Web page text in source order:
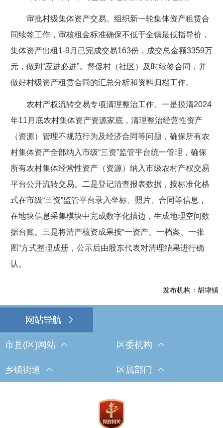
审批村级集体资产交易。组织新一轮集体资产租赁合
同续签工作，审核租金标准确保不低于全镇最低指导价，
集体资产出租1-9月已完成交易163份，成交总金额3359万
元，做到“应进必进”。督促村（社区）及时续签合同，并
做好村级资产租赁合同的汇总分析和资料归档工作。
农村产权流转交易专项清理整治工作。一是摸清2024
年11月底农村集体资产资源家底，清理整治经营性资产
（资源）管理不规范行为及经济合同等问题，确保所有农
村集体资产全部纳入市级“三资”监管平台统一管理，确保
所有农村集体经营性资产（资源）纳入市级农村产权交易
平台公开流转交易。二是登记清查报表数据，按标准化格
式在市级“三资”监管平台录入坐标、照片、合同等信息，
在地块信息采集模块中完成数字化描边，生成地理空间数
据台账。三是将清产核资成果按“一资产、一档案、一张
图”方式整理成册，公示后由股东代表对清理结果进行确
认。
发布机构：胡埭镇
市县(区)网站 区委机构
乡镇街道 区属部门